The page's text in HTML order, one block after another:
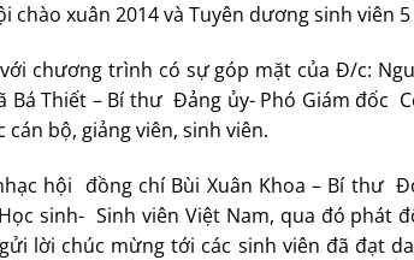
chào xuân 2014 và Tuyên dương sinh viên 5
chương trình có sự góp mặt của Đ/c:
Bá Thiết – Bí thư Đảng ủy- Phó Giám đốc
cán bộ, giảng viên, sinh viên.
hội đồng chí Bùi Xuân Khoa – Bí thư
sinh- Sinh viên Việt Nam, qua đó phát
lời chúc mừng tới các sinh viên đã đạt